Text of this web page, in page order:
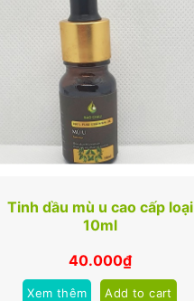
Tinh dầu mù u cao cấp loại
10ml
40.000₫
Xem thêm Add to cart